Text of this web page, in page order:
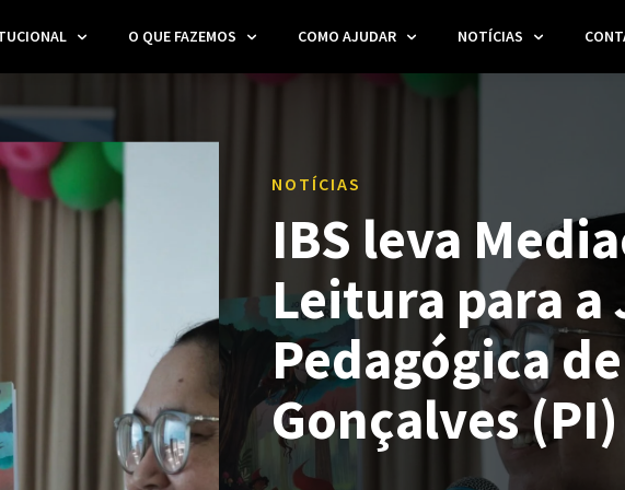
O QUE FAZEMOS COMO AJUDAR NOTÍCIAS
NOTÍCIAS
IBS leva
Leitura para a
Pedagógica
Gonçalves (PI)